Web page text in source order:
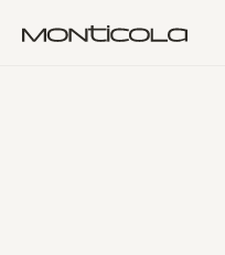
⟵ назад